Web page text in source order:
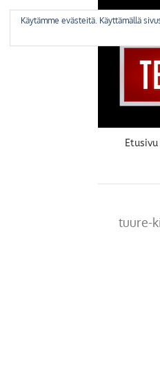
Etusivu
tuure-
Käytämme evästeitä. Käyttämällä